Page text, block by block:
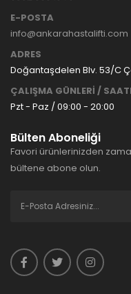
KİRALAMA
Yatak
Hasta
Yatağı
E-POSTA
info@ankarahastalifti.com
ADRES
Doğantaşdelen Blv. 53/C
ÇALIŞMA GÜNLERİ /
Pzt - Paz / 09:00 - 20:00
Bülten Aboneliği
Favori ürünlerinizden
bültene abone olun.